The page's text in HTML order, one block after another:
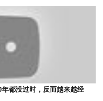
年都没过时，反而越来越经